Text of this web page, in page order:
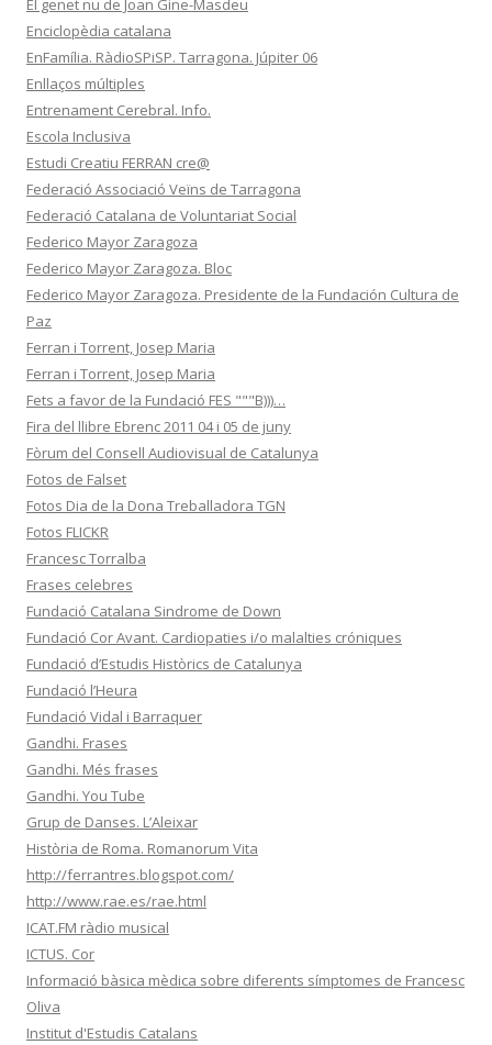
El genet nu de Joan Gine-Masdeu
Enciclopèdia catalana
EnFamília. RàdioSPiSP. Tarragona. Júpiter 06
Enllaços múltiples
Entrenament Cerebral. Info.
Escola Inclusiva
Estudi Creatiu FERRAN cre@
Federació Associació Veïns de Tarragona
Federació Catalana de Voluntariat Social
Federico Mayor Zaragoza
Federico Mayor Zaragoza. Bloc
Federico Mayor Zaragoza. Presidente de la Fundación Cultura de
Paz
Ferran i Torrent, Josep Maria
Ferran i Torrent, Josep Maria
Fets a favor de la Fundació FES """B)))…
Fira del llibre Ebrenc 2011 04 i 05 de juny
Fòrum del Consell Audiovisual de Catalunya
Fotos de Falset
Fotos Dia de la Dona Treballadora TGN
Fotos FLICKR
Francesc Torralba
Frases celebres
Fundació Catalana Sindrome de Down
Fundació Cor Avant. Cardiopaties i/o malalties cróniques
Fundació d’Estudis Històrics de Catalunya
Fundació l’Heura
Fundació Vidal i Barraquer
Gandhi. Frases
Gandhi. Més frases
Gandhi. You Tube
Grup de Danses. L’Aleixar
Història de Roma. Romanorum Vita
http://ferrantres.blogspot.com/
http://www.rae.es/rae.html
ICAT.FM ràdio musical
ICTUS. Cor
Informació bàsica mèdica sobre diferents símptomes de Francesc
Oliva
Institut d'Estudis Catalans